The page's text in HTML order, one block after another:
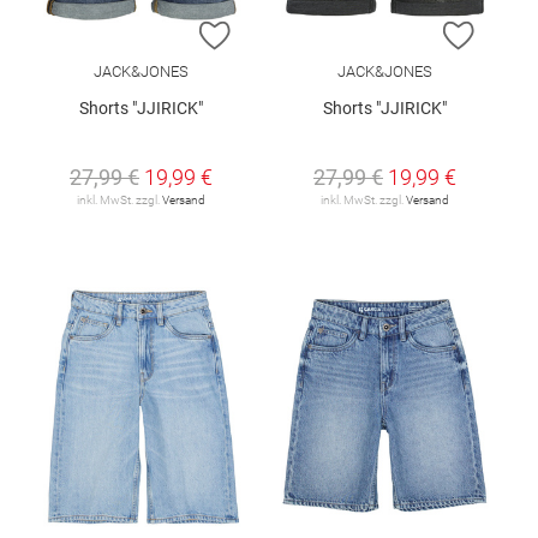
ZUR WUNSCHLISTE HINZUFÜGEN
JACK&JONES
Shorts "JJIRICK"
27,99 € 19,99 €
inkl. MwSt. zzgl.Versand
ZUR
JACK&JONES
Shorts "JJIRICK"
27,99 € 19,99 €
inkl. MwSt. zzgl.Versand